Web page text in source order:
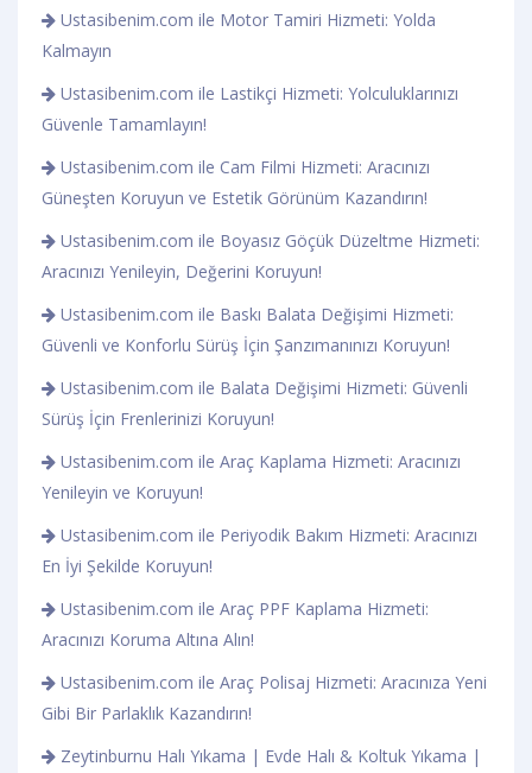
Ustasibenim.com ile Motor Tamiri Hizmeti: Yolda
Kalmayın
Ustasibenim.com ile Lastikçi Hizmeti: Yolculuklarınızı
Güvenle Tamamlayın!
Ustasibenim.com ile Cam Filmi Hizmeti: Aracınızı
Güneşten Koruyun ve Estetik Görünüm Kazandırın!
Ustasibenim.com ile Boyasız Göçük Düzeltme Hizmeti:
Aracınızı Yenileyin, Değerini Koruyun!
Ustasibenim.com ile Baskı Balata Değişimi Hizmeti:
Güvenli ve Konforlu Sürüş İçin Şanzımanınızı Koruyun!
Ustasibenim.com ile Balata Değişimi Hizmeti: Güvenli
Sürüş İçin Frenlerinizi Koruyun!
Ustasibenim.com ile Araç Kaplama Hizmeti: Aracınızı
Yenileyin ve Koruyun!
Ustasibenim.com ile Periyodik Bakım Hizmeti: Aracınızı
En İyi Şekilde Koruyun!
Ustasibenim.com ile Araç PPF Kaplama Hizmeti:
Aracınızı Koruma Altına Alın!
Ustasibenim.com ile Araç Polisaj Hizmeti: Aracınıza Yeni
Gibi Bir Parlaklık Kazandırın!
Zeytinburnu Halı Yıkama | Evde Halı & Koltuk Yıkama |